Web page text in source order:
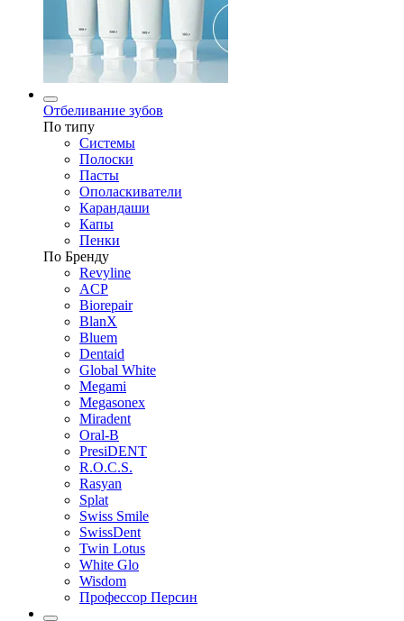
Отбеливание зубов
По типу
Системы
Полоски
Пасты
Ополаскиватели
Карандаши
Капы
Пенки
По Бренду
Revyline
ACP
Biorepair
BlanX
Bluem
Dentaid
Global White
Megami
Megasonex
Miradent
Oral-B
PresiDENT
R.O.C.S.
Rasyan
Splat
Swiss Smile
SwissDent
Twin Lotus
White Glo
Wisdom
Профессор Персин